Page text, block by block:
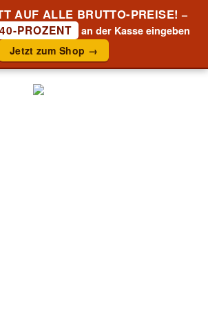
AUF ALLE BRUTTO-PREISE! –
40-PROZENT
an der Kasse eingeben
Jetzt zum Shop →